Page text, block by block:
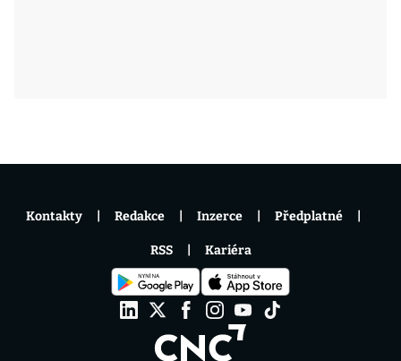
Kontakty Redakce Inzerce Předplatné
RSS Kariéra